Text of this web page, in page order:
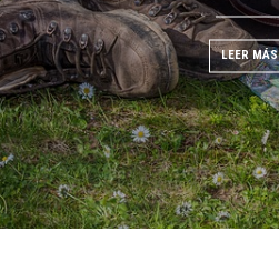
MÁS
LEER MÁS